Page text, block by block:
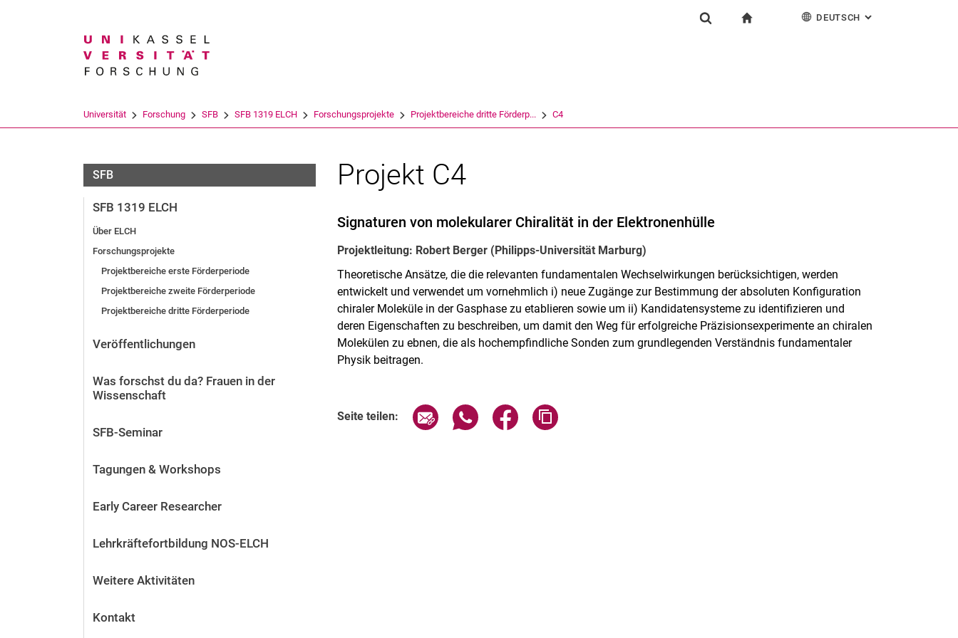
DEUTSCH : ALTERNATIVE
Universität Forschung SFB SFB 1319 ELCH Forschungsprojekte Projektbereiche dritte Förderp... C4
SFB
SFB 1319 ELCH
Über ELCH
Forschungsprojekte
Projektbereiche erste Förderperiode
Projektbereiche zweite Förderperiode
Projektbereiche dritte Förderperiode
Veröffentlichungen
Was forschst du da? Frauen in der
Wissenschaft
SFB-Seminar
Tagungen & Workshops
Early Career Researcher
Lehrkräftefortbildung NOS-ELCH
Weitere Aktivitäten
Kontakt
Projekt C4
Signaturen von molekularer Chiralität in der Elektronenhülle
Projektleitung: Robert Berger (Philipps-Universität Marburg)
Theoretische Ansätze, die die relevanten fundamentalen Wechselwirkungen berücksichtigen, werden
entwickelt und verwendet um vornehmlich i) neue Zugänge zur Bestimmung der absoluten Konfiguration
chiraler Moleküle in der Gasphase zu etablieren sowie um ii) Kandidatensysteme zu identifizieren und
deren Eigenschaften zu beschreiben, um damit den Weg für erfolgreiche Präzisionsexperimente an chiralen
Molekülen zu ebnen, die als hochempfindliche Sonden zum grundlegenden Verständnis fundamentaler
Physik beitragen.
Seite teilen: Seite über E-Mail teilen
Seite über WhatsApp teilen (externer Link, öffnet neues Fenster)
Seite über Facebook teilen (externer Link, öffnet neues Fenster)